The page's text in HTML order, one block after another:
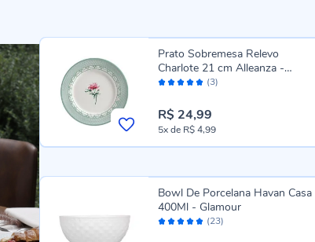
Avaliação: (3)
Prato Sobremesa Relevo
Charlote 21 cm Alleanza -
CHARLOTE
R$ 24,99
5xde R$ 4,99
Avaliação: (23)
Bowl De Porcelana Havan Casa
400Ml - Glamour